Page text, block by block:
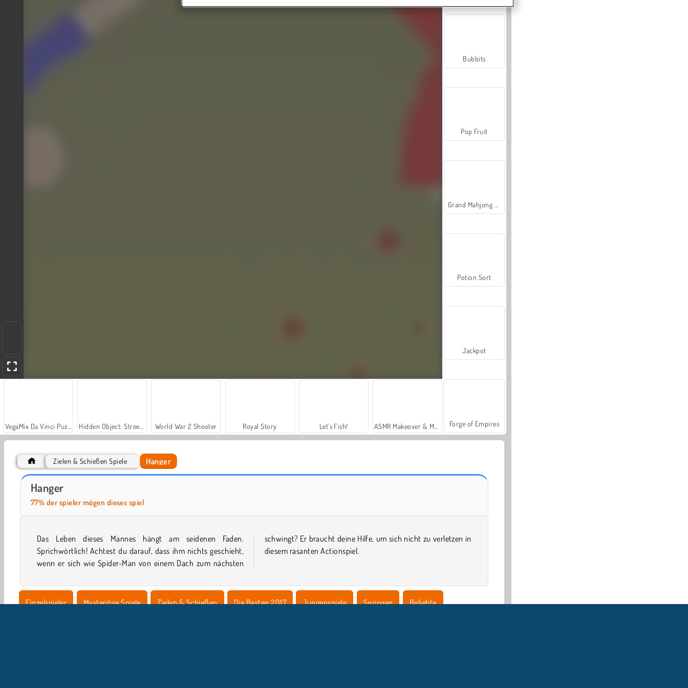
World War 2 Shooter Royal Story Let's Fish!
Farm Merge Valley
Bubbits
Pop Fruit
Potion Sort
Jackpot
Forge of Empires
Zielen & Schießen Spiele Hanger
Hanger
77% der spieler mögen dieses spiel
Das Leben dieses Mannes hängt am seidenen Faden.
Sprichwörtlich! Achtest du darauf, dass ihm nichts geschieht,
wenn er sich wie Spider-Man von einem Dach zum nächsten
schwingt? Er braucht deine Hilfe, um sich nicht zu verletzen in
diesem rasanten Actionspiel.
Einzelspieler Mysteriöse Spiele Zielen & Schießen Die Besten 2017 Jungenspiele Springen Beliebte